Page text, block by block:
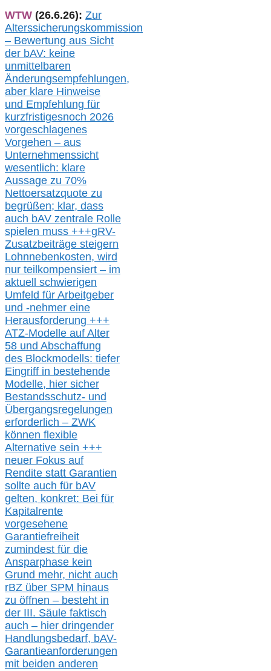
WTW (26.6.26): Zur
Alterssicherungskommission
– Bewertung aus Sicht
der bAV: keine
unmittelbaren
Änderungsempfehlungen,
aber klare Hinweise
und Empfehlung für
kurzfristigesnoch 2026
vorgeschlagenes
Vorgehen – aus
Unternehmenssicht
wesentlich: klare
Aussage zu 70%
Nettoersatzquote zu
begrüßen; klar, dass
auch bAV zentrale Rolle
spielen muss +++gRV-
Zusatzbeiträge steigern
Lohnnebenkosten, wird
nur teilkompensiert – im
aktuell schwierigen
Umfeld für Arbeitgeber
und -nehmer eine
Herausforderung +++
ATZ-Modelle auf Alter
58 und Abschaffung
des Blockmodells: tiefer
Eingriff in bestehende
Modelle, hier sicher
Bestandsschutz- und
Übergangsregelungen
erforderlich – ZWK
können flexible
Alternative sein +++
neuer Fokus auf
Rendite statt Garantien
sollte auch für bAV
gelten, konkret: Bei für
Kapitalrente
vorgesehene
Garantiefreiheit
zumindest für die
Ansparphase kein
Grund mehr, nicht auch
rBZ über SPM hinaus
zu öffnen – besteht in
der III. Säule faktisch
auch – hier dringender
Handlungsbedarf, bAV-
Garantieanforderungen
mit beiden anderen